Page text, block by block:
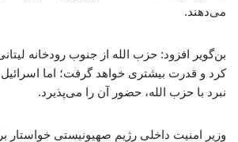
می‌دهند.
بن‌گویر افزود: حزب ‌الله از جنوب رودخانه
کرد و قدرت بیشتری خواهد گرفت؛ اما
نبرد با حزب ‌الله، حضور آن را می‌پذیرد.
وزیر امنیت داخلی رژیم صهیونیستی خواستار